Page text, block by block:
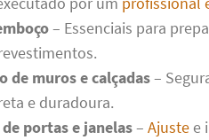
– Essenciais para
de muros e calçadas–
e duradoura.
de portas e janelas–Ajuste e